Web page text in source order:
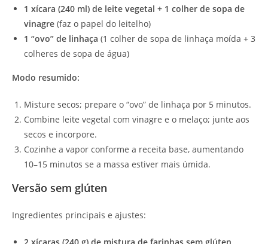
1 xícara (240 ml) de leite vegetal + 1 colher de sopa de
vinagre (faz o papel do leitelho)
1 “ovo” de linhaça (1 colher de sopa de linhaça moída + 3
colheres de sopa de água)
Modo resumido:
Misture secos; prepare o “ovo” de linhaça por 5 minutos.
Combine leite vegetal com vinagre e o melaço; junte aos
secos e incorpore.
Cozinhe a vapor conforme a receita base, aumentando
10–15 minutos se a massa estiver mais úmida.
Versão sem glúten
Ingredientes principais e ajustes: